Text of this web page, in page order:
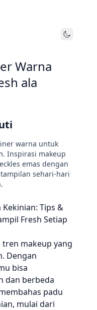
Toggle
Warna
ala
warna untuk
Inspirasi makeup
emas dengan
sehari-hari
Kekinian: Tips &
Fresh Setiap
makeup yang
Dengan
bisa
dan berbeda
padu
mulai dari